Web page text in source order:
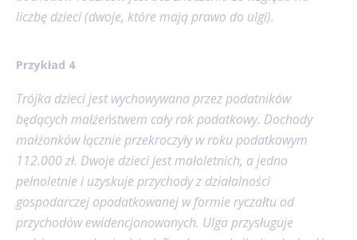
liczbę dzieci (dwoje, które mają prawo do ulgi).
Przykład 4
Trójka dzieci jest wychowywana przez podatników
będących małżeństwem cały rok podatkowy. Dochody
małżonków łącznie przekroczyły w roku podatkowym
112.000 zł. Dwoje dzieci jest małoletnich, a jedno
pełnoletnie i uzyskuje przychody z działalności
gospodarczej opodatkowanej w formie ryczałtu od
przychodów ewidencjonowanych. Ulga przysługuje